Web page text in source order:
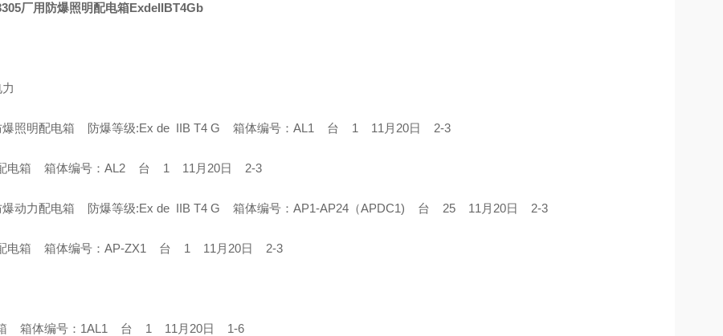
厂用防爆照明配电箱ExdeIIBT4Gb
力
照明配电箱 防爆等级:Ex de IIB T4 G 箱体编号：AL1 台 1 11月20日 2-3
电箱 箱体编号：AL2 台 1 11月20日 2-3
动力配电箱 防爆等级:Ex de IIB T4 G 箱体编号：AP1-AP24（APDC1) 台 25 11月20日 2-3
电箱 箱体编号：AP-ZX1 台 1 11月20日 2-3
箱体编号：1AL1 台 1 11月20日 1-6